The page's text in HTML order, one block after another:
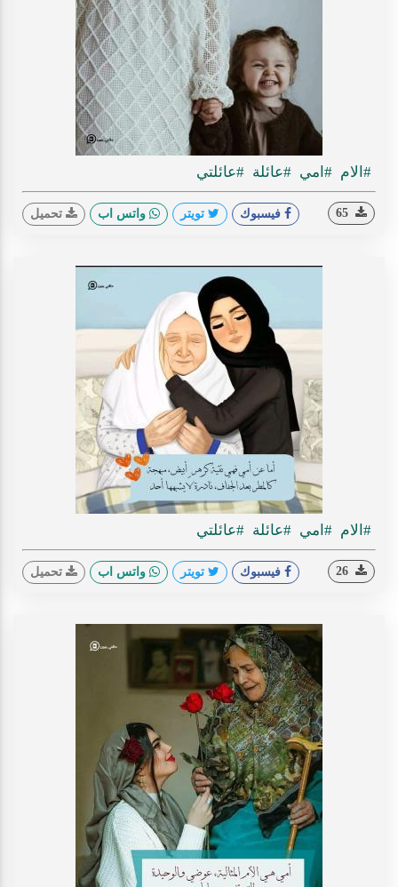
#الام #امي #عائلة #عائلتي
فيسبوك تويتر واتس اب تحميل
#الام #امي #عائلة #عائلتي
فيسبوك تويتر واتس اب تحميل